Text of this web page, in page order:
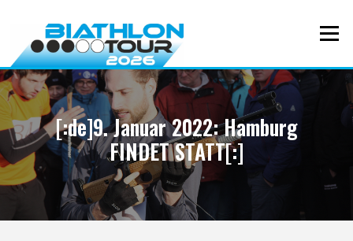
Inhalt
Menü
[:de]9. Januar 2022: Hamburg
FINDET STATT[:]